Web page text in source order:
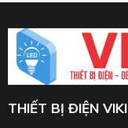
THIẾT BỊ ĐIỆN VIKI